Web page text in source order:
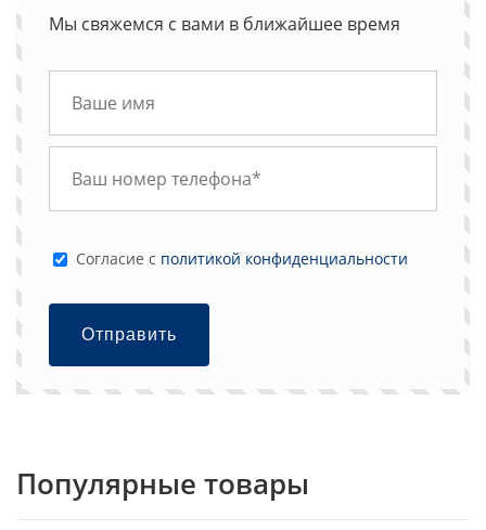
Мы свяжемся с вами в ближайшее время
Cогласие с политикой конфиденциальности
Отправить
Популярные товары